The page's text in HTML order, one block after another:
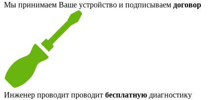
Мы принимаем Ваше устройство и подписываем договор
Инженер проводит проводит бесплатную диагностику